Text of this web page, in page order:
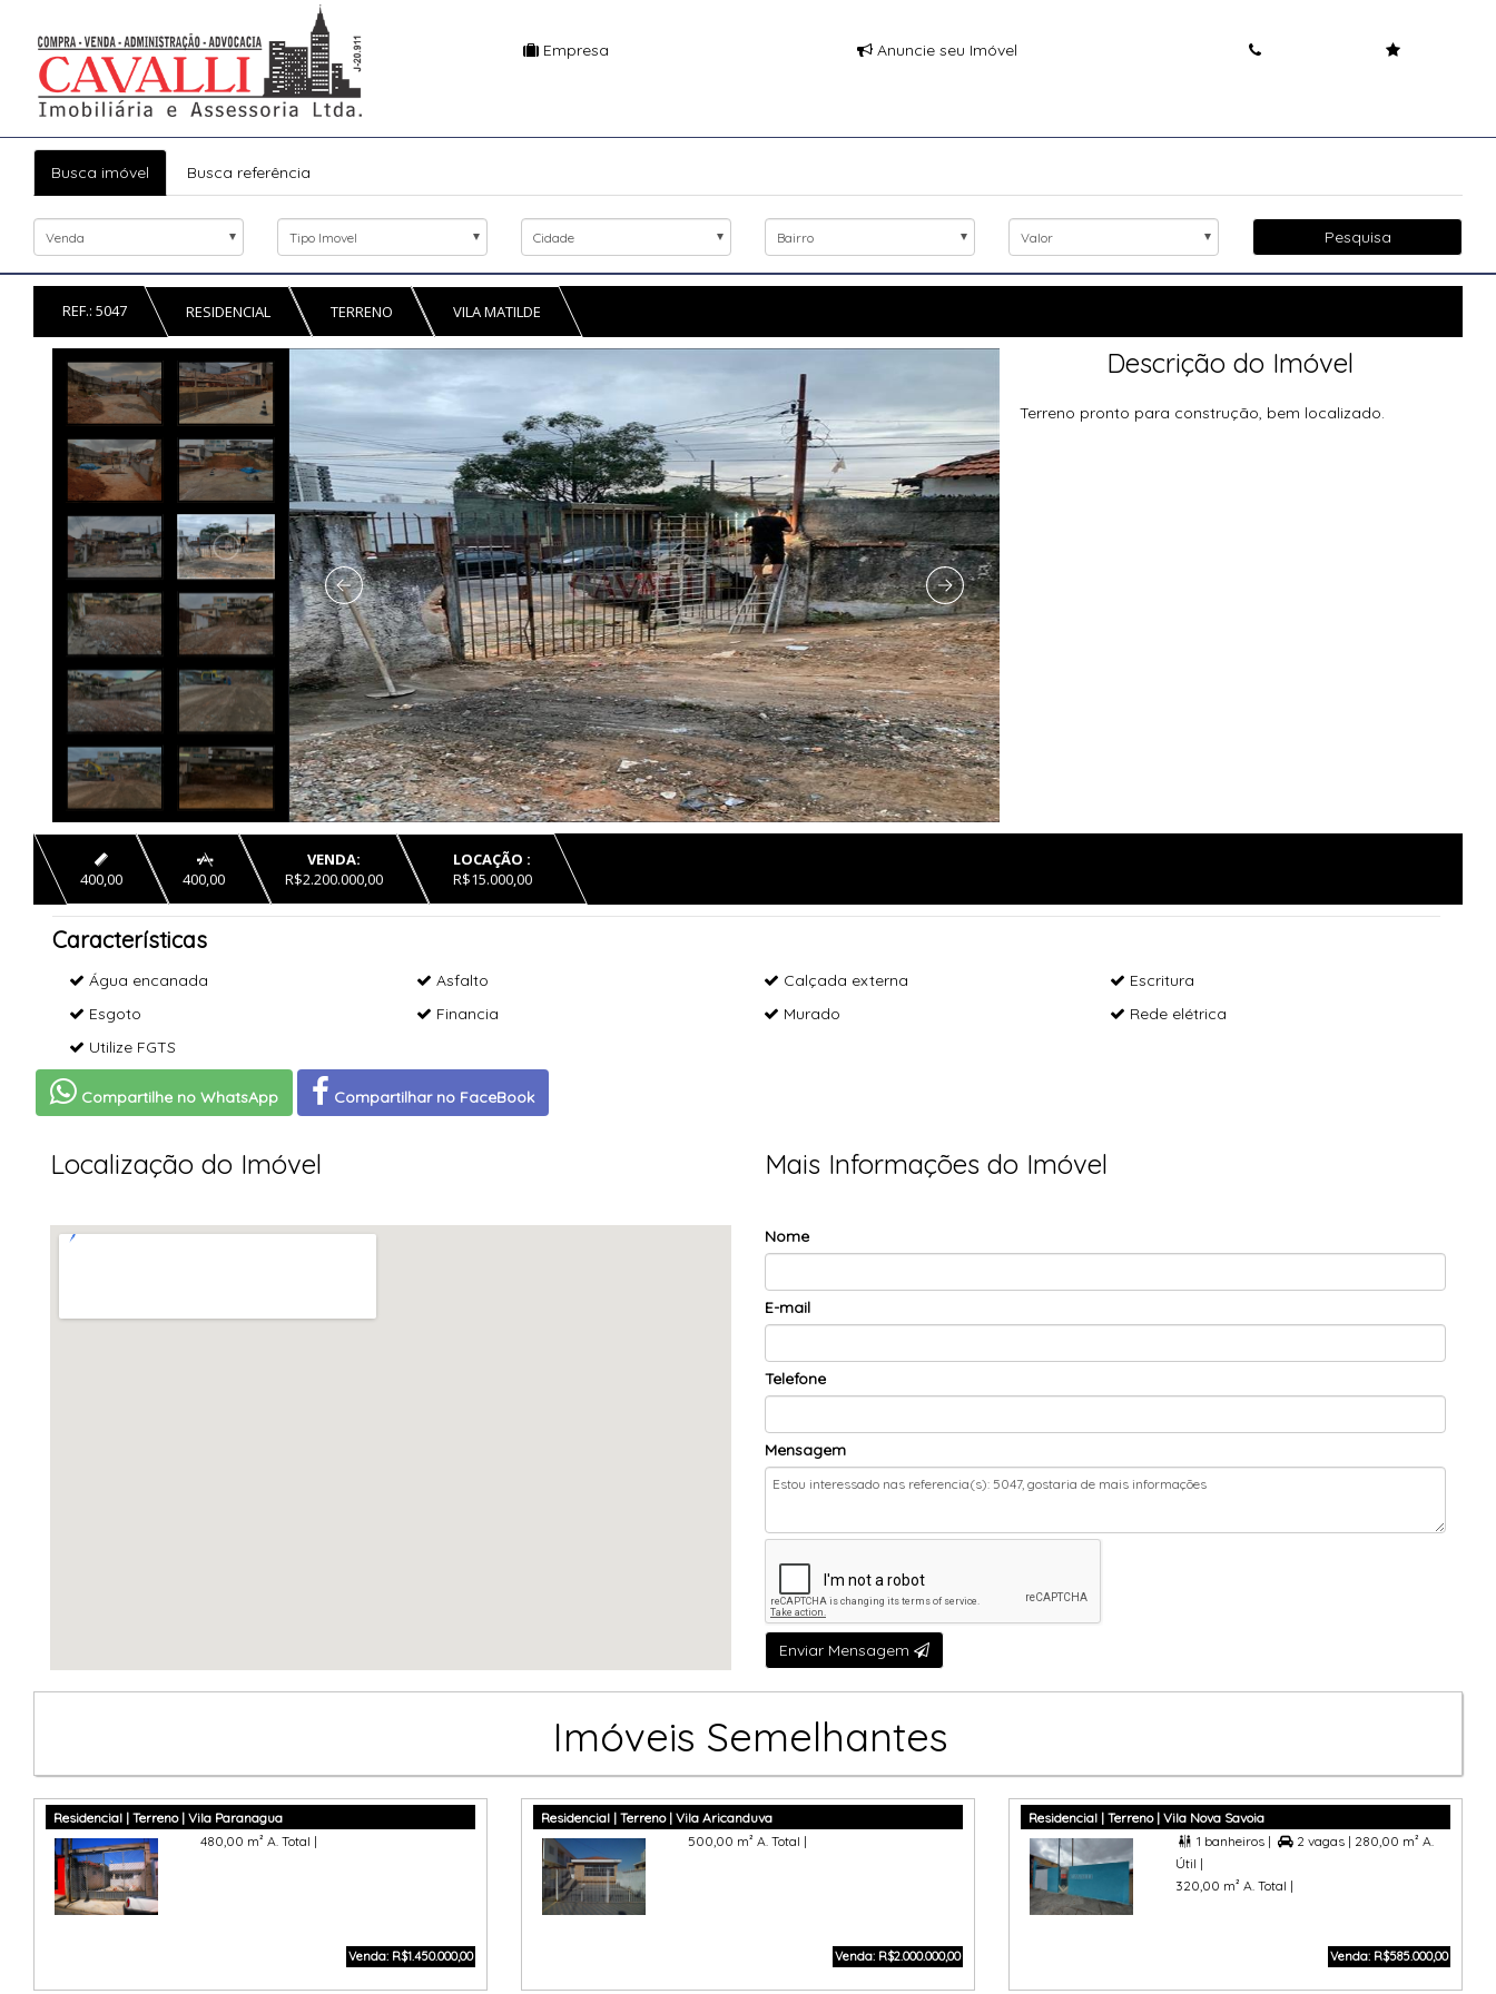
Empresa Anuncie seu Imóvel
Busca imóvel Busca referência
Venda Tipo Imovel Cidade Bairro Valor Pesquisa
REF.: 5047 RESIDENCIAL TERRENO VILA MATILDE
Descrição do Imóvel
Terreno pronto para construção, bem localizado.

400,00

400,00
VENDA:
R$2.200.000,00
LOCAÇÃO :
R$15.000,00
Características
Água encanada Asfalto Calçada externa
Escritura
Esgoto
Financia Murado
Rede elétrica
Utilize FGTS
Compartilhe no WhatsApp Compartilhar no FaceBook
Localização do Imóvel Mais Informações do Imóvel
Nome
E-mail
Telefone
Mensagem
Enviar Mensagem
Imóveis Semelhantes
Residencial | Terreno | Vila Paranagua
480,00 m² A. Total |
Venda: R$1.450.000,00
Residencial | Terreno | Vila Aricanduva
500,00 m² A. Total |
Venda: R$2.000.000,00
Residencial | Terreno | Vila Nova Savoia
 1 banheiros |  2 vagas | 280,00 m² A.
Útil |
320,00 m² A. Total |
Venda: R$585.000,00